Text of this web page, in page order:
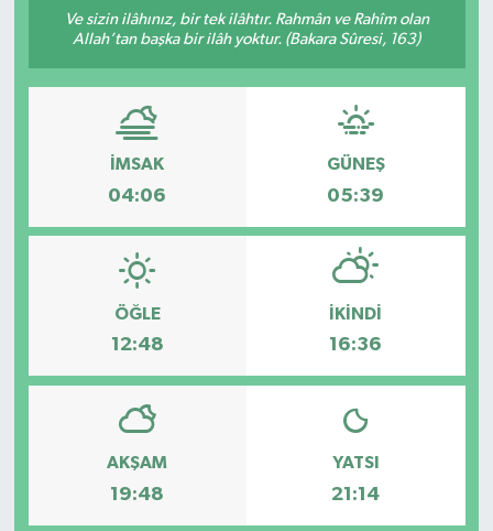
Ve sizin ilâhınız, bir tek ilâhtır. Rahmân ve Rahîm olan
Allah’tan başka bir ilâh yoktur. (Bakara Sûresi, 163)
İMSAK
04:06
GÜNEŞ
05:39
ÖĞLE
12:48
İKINDI
16:36
AKŞAM
19:48
YATSI
21:14
Manşet Haberi